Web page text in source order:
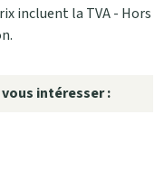
incluent la TVA - Hors
intéresser :